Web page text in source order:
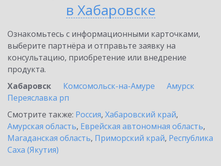
в Хабаровске
Ознакомьтесь с информационными карточками,
выберите партнёра и отправьте заявку на
консультацию, приобретение или внедрение
продукта.
Хабаровск
Комсомольск-на-Амуре
Амурск
Переяславка рп
Смотрите также: Россия, Хабаровский край,
Амурская область, Еврейская автономная область,
Магаданская область, Приморский край, Республика
Саха (Якутия)